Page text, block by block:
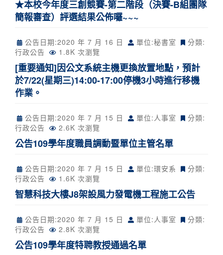
★本校今年度三創競賽-第二階段（決賽-B組團隊
簡報審查）評選結果公佈囉~~~
公告日期:2020 年 7 月 16 日 單位:秘書室
分類:
行政公告
1.8K 次瀏覽
[重要通知]因公文系統主機更換放置地點，預計
於7/22(星期三)14:00-17:00停機3小時進行移機
作業。
公告日期:2020 年 7 月 15 日 單位:人事室
分類:
行政公告
2.6K 次瀏覽
公告109學年度職員調動暨單位主管名單
公告日期:2020 年 7 月 15 日 單位:環安系
分類:
行政公告
1.6K 次瀏覽
智慧科技大樓J8架設風力發電機工程施工公告
公告日期:2020 年 7 月 15 日 單位:人事室
分類:
行政公告
2.8K 次瀏覽
公告109學年度特聘教授通過名單